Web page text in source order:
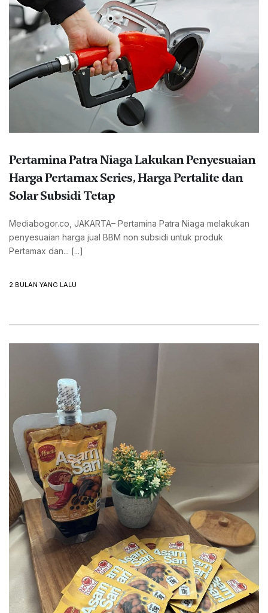
Pertamina Patra Niaga Lakukan Penyesuaian
Harga Pertamax Series, Harga Pertalite dan
Solar Subsidi Tetap
Mediabogor.co, JAKARTA– Pertamina Patra Niaga melakukan
penyesuaian harga jual BBM non subsidi untuk produk
Pertamax dan... [...]
2 BULAN YANG LALU